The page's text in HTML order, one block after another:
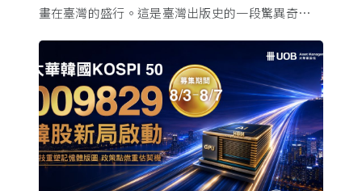
畫在臺灣的盛行。這是臺灣出版史的一段驚異奇航。
的協定保護 ...